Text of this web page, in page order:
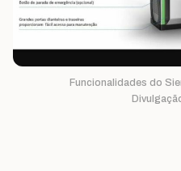
Funcionalidades do